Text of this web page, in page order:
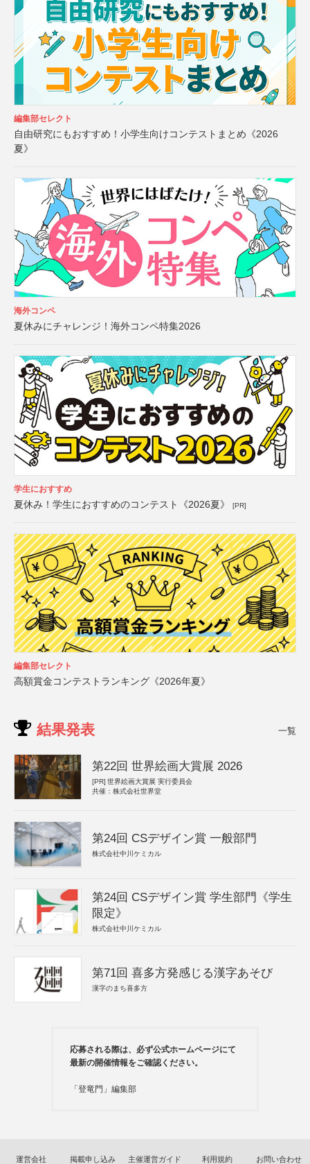
編集部セレクト
自由研究にもおすすめ！小学生向けコンテストまとめ《2026
夏》
海外コンペ
夏休みにチャレンジ！海外コンペ特集2026
学生におすすめ
夏休み！学生におすすめのコンテスト《2026夏》 [PR]
編集部セレクト
高額賞金コンテストランキング《2026年夏》
結果発表 一覧
第22回 世界絵画大賞展 2026
[PR] 世界絵画大賞展 実行委員会
共催：株式会社世界堂
第24回 CSデザイン賞 一般部門
株式会社中川ケミカル
第24回 CSデザイン賞 学生部門《学生
限定》
株式会社中川ケミカル
第71回 喜多方発感じる漢字あそび
漢字のまち喜多方
応募される際は、必ず公式ホームページにて
最新の開催情報をご確認ください。
「登竜門」編集部
運営会社 掲載申し込み 主催運営ガイド 利用規約 お問い合わせ